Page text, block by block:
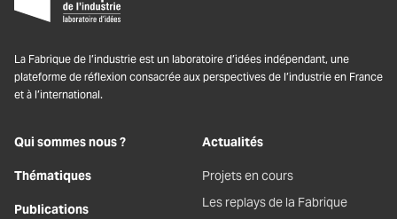
La Fabrique de l’industrie est un laboratoire d’idées indépendant, une
plateforme de réflexion consacrée aux perspectives de l’industrie en France
et à l’international.
Qui sommes nous ?
Thématiques
Publications
Actualités
Projets en cours
Les replays de la Fabrique